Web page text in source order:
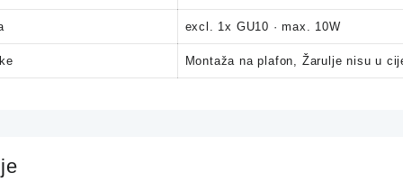
excl. 1x GU10 · max. 10W
Montaža na plafon, Žarulje nisu u